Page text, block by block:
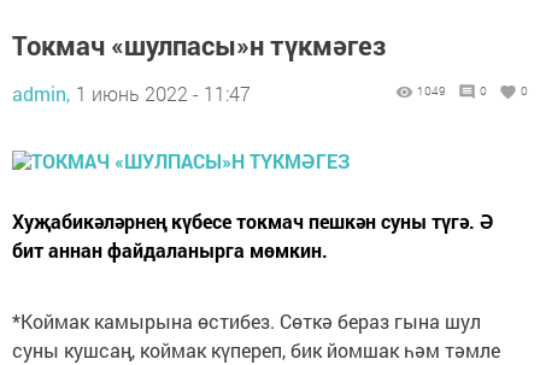
Токмач «шулпасы»н түкмәгез
admin, 1 июнь 2022 - 11:47 1049 0 0
Хуҗабикәләрнең күбесе токмач пешкән суны түгә. Ә
бит аннан файдаланырга мөмкин.
*Коймак камырына өстибез. Сөткә бераз гына шул
суны кушсаң, коймак күпереп, бик йомшак һәм тәмле